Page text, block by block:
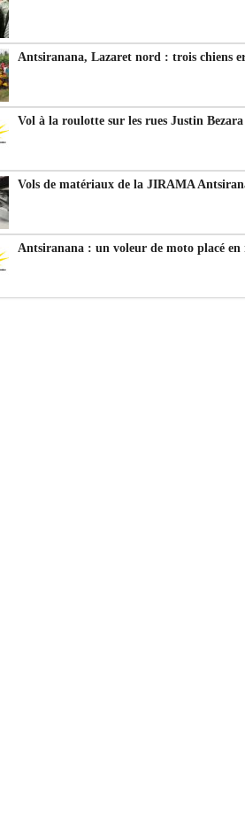
Antsiranana, Lazaret nord : trois chiens
Vol à la roulotte sur les rues Justin
Vols de matériaux de la JIRAMA
Antsiranana : un voleur de moto placé en